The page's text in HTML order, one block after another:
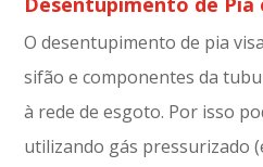
O desentupimento de pia
sifão e componentes da
à rede de esgoto. Por isso
utilizando gás pressurizado